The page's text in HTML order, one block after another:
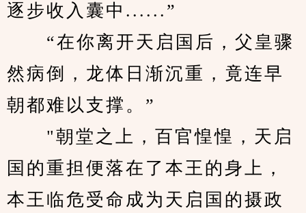
逐步收入囊中......”
“在你离开天启国后，父皇骤
然病倒，龙体日渐沉重，竟连早
朝都难以支撑。”
"朝堂之上，百官惶惶，天启
国的重担便落在了本王的身上，
本王临危受命成为天启国的摄政